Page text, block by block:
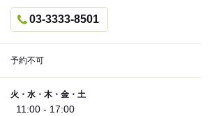
03-3333-8501
予約不可
火・水・木・金・土
11:00 - 17:00